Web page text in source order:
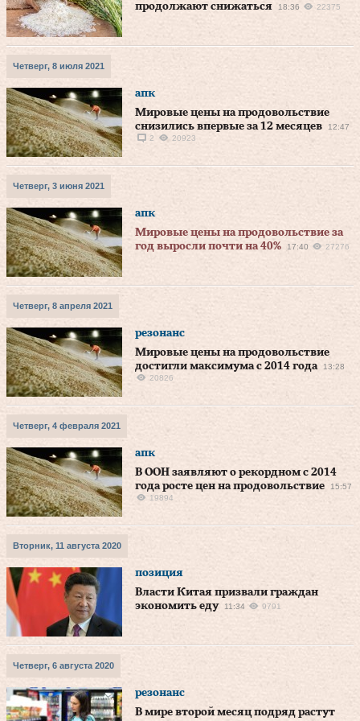
продолжают снижаться
18:36 22375
Четверг, 8 июля 2021
апк
Мировые цены на продовольствие
снизились впервые за 12 месяцев
12:47
2
20923
Четверг, 3 июня 2021
апк
Мировые цены на продовольствие за
год выросли почти на 40%
17:40 27276
Четверг, 8 апреля 2021
резонанс
Мировые цены на продовольствие
достигли максимума с 2014 года
13:28
20826
Четверг, 4 февраля 2021
апк
В ООН заявляют о рекордном с 2014
года росте цен на продовольствие
15:57
19894
Вторник, 11 августа 2020
позиция
Власти Китая призвали граждан
экономить еду
11:34 9791
Четверг, 6 августа 2020
резонанс
В мире второй месяц подряд растут